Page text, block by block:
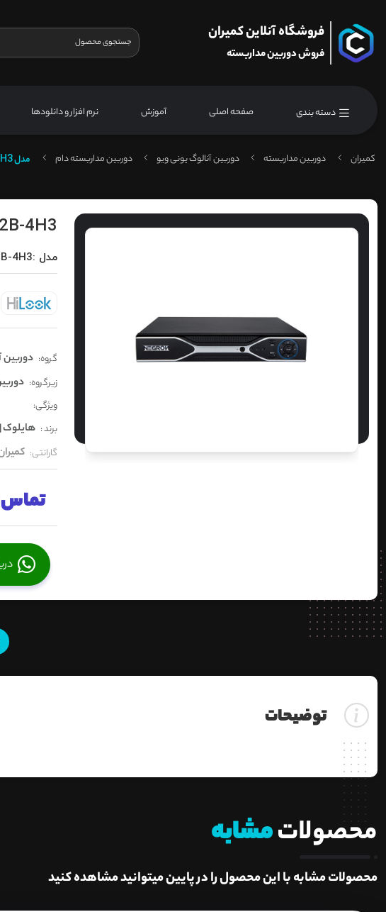
فروشگاه آنلاین کمیران
فروش دوربین مداربسته
دسته بندی صفحه اصلی آموزش نرم افزار و دانلودها
کمیران دوربین مداربسته دوربین آنالوگ یونی ویو دوربین مداربسته دام مدل
4H3
مدل :NG-702B-4H3
گروه: دوربین
زیرگروه:
ویژگی:
برند : هایلوک | Hilook
گارانتی: کمیران 18
تماس
توضیحات
محصولاتمشابه
محصولات مشابه با این محصول را در پایین میتوانید مشاهده کنید